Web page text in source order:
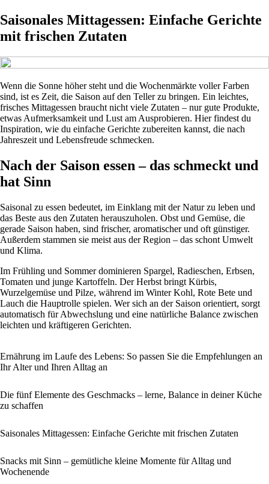
Saisonales Mittagessen: Einfache Gerichte
mit frischen Zutaten
Wenn die Sonne höher steht und die Wochenmärkte voller Farben
sind, ist es Zeit, die Saison auf den Teller zu bringen. Ein leichtes,
frisches Mittagessen braucht nicht viele Zutaten – nur gute Produkte,
etwas Aufmerksamkeit und Lust am Ausprobieren. Hier findest du
Inspiration, wie du einfache Gerichte zubereiten kannst, die nach
Jahreszeit und Lebensfreude schmecken.
Nach der Saison essen – das schmeckt und
hat Sinn
Saisonal zu essen bedeutet, im Einklang mit der Natur zu leben und
das Beste aus den Zutaten herauszuholen. Obst und Gemüse, die
gerade Saison haben, sind frischer, aromatischer und oft günstiger.
Außerdem stammen sie meist aus der Region – das schont Umwelt
und Klima.
Im Frühling und Sommer dominieren Spargel, Radieschen, Erbsen,
Tomaten und junge Kartoffeln. Der Herbst bringt Kürbis,
Wurzelgemüse und Pilze, während im Winter Kohl, Rote Bete und
Lauch die Hauptrolle spielen. Wer sich an der Saison orientiert, sorgt
automatisch für Abwechslung und eine natürliche Balance zwischen
leichten und kräftigeren Gerichten.
Ernährung im Laufe des Lebens: So passen Sie die Empfehlungen an
Ihr Alter und Ihren Alltag an
Die fünf Elemente des Geschmacks – lerne, Balance in deiner Küche
zu schaffen
Saisonales Mittagessen: Einfache Gerichte mit frischen Zutaten
Snacks mit Sinn – gemütliche kleine Momente für Alltag und
Wochenende